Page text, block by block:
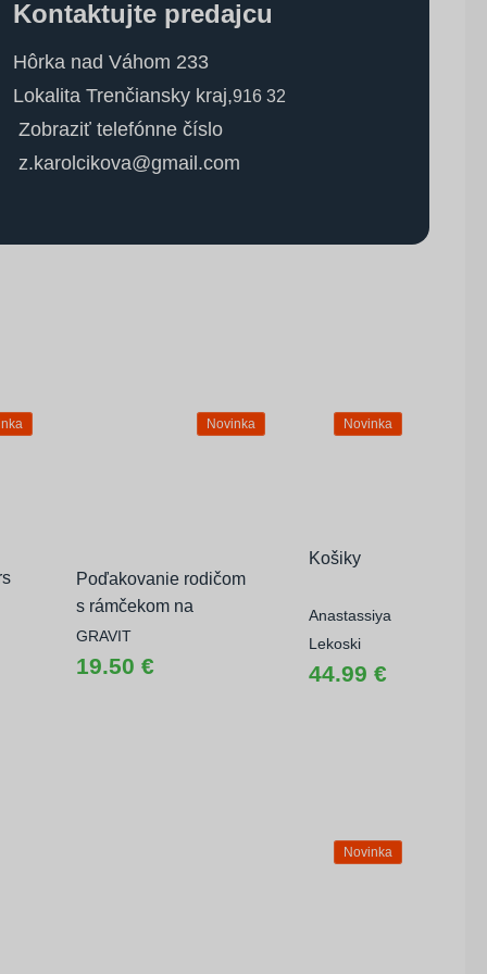
Kontaktujte predajcu
Hôrka nad Váhom 233
Lokalita Trenčiansky kraj,916 32
Zobraziť telefónne číslo
z.karolcikova@gmail.com
Poďakovanie rodičom
s rámčekom na
fotografiu ❤️
Novinka
GRAVIT
19.50 €
Košiky
Novinka
Anastassiya
Lekoski
44.99 €
Novinka